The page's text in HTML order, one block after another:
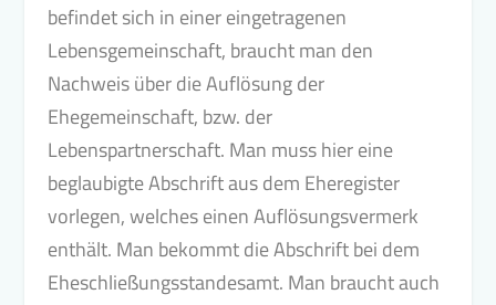
befindet sich in einer eingetragenen
Lebensgemeinschaft, braucht man den
Nachweis über die Auflösung der
Ehegemeinschaft, bzw. der
Lebenspartnerschaft. Man muss hier eine
beglaubigte Abschrift aus dem Eheregister
vorlegen, welches einen Auflösungsvermerk
enthält. Man bekommt die Abschrift bei dem
Eheschließungsstandesamt. Man braucht auch